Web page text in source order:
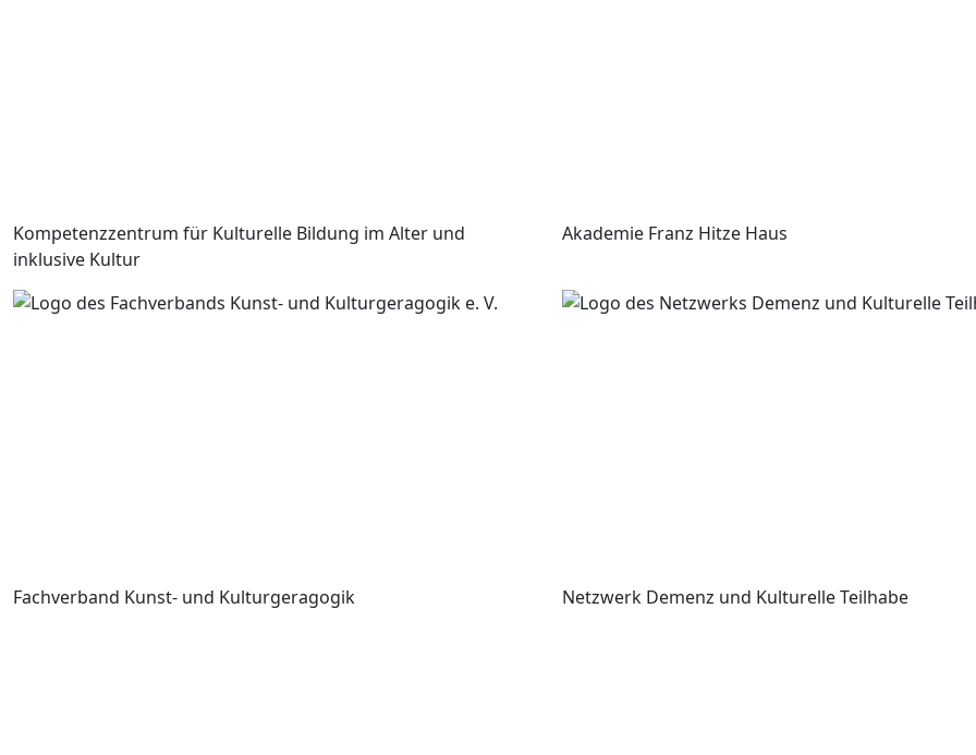
Kompetenzzentrum für Kulturelle Bildung im Alter und
inklusive Kultur
Akademie Franz Hitze Haus
Fachverband Kunst- und Kulturgeragogik Netzwerk Demenz und Kulturelle Teilhabe